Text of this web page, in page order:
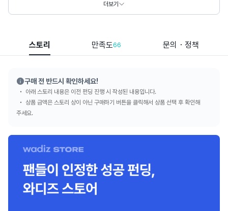
https://smartstore.naver.com/forlem
더보기
스토리 만족도 66 문의・정책
구매 전 반드시 확인하세요!
아래 스토리 내용은 이전 펀딩 진행 시 작성된 내용입니다.
상품 금액은 스토리 상이 아닌 구매하기 버튼을 클릭해서 상품 선택 후 확인해
주세요.